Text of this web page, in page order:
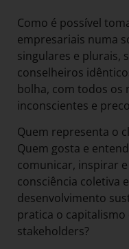
Como é possível
empresariais numa
singulares e plurais,
conselheiros
bolha, com todos os
inconscientes e
Quem representa o
Quem gosta e
comunicar, inspirar
consciência coletiva
desenvolvimento
pratica o capitalismo
stakeholders?